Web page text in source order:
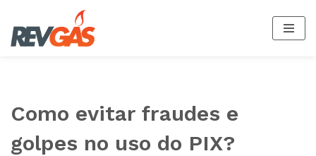
Pular
Como evitar fraudes e
golpes no uso do PIX?